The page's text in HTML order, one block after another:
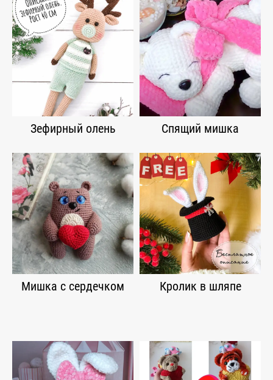
Зефирный олень Спящий мишка
Мишка с сердечком Кролик в шляпе